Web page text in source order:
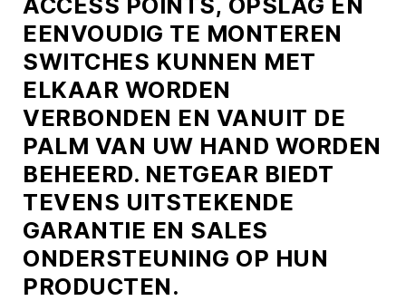
ACCESS POINTS, OPSLAG EN
EENVOUDIG TE MONTEREN
SWITCHES KUNNEN MET
ELKAAR WORDEN
VERBONDEN EN VANUIT DE
PALM VAN UW HAND WORDEN
BEHEERD. NETGEAR BIEDT
TEVENS UITSTEKENDE
GARANTIE EN SALES
ONDERSTEUNING OP HUN
PRODUCTEN.